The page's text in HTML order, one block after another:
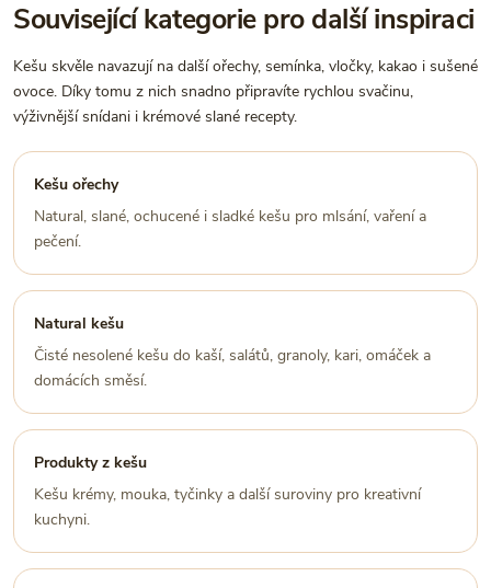
Související kategorie pro další inspiraci
Kešu skvěle navazují na další ořechy, semínka, vločky, kakao i sušené
ovoce. Díky tomu z nich snadno připravíte rychlou svačinu,
výživnější snídani i krémové slané recepty.
Kešu ořechy
Natural, slané, ochucené i sladké kešu pro mlsání, vaření a
pečení.
Natural kešu
Čisté nesolené kešu do kaší, salátů, granoly, kari, omáček a
domácích směsí.
Produkty z kešu
Kešu krémy, mouka, tyčinky a další suroviny pro kreativní
kuchyni.